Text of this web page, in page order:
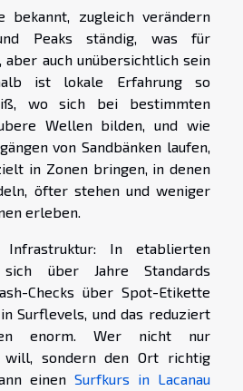
bekannt, zugleich verändern
Peaks ständig, was für
aber auch unübersichtlich sein
ist lokale Erfahrung so
wo sich bei bestimmten
Wellen bilden, und wie
von Sandbänken laufen,
in Zonen bringen, in denen
öfter stehen und weniger
erleben.
In etablierten
über Jahre Standards
Checks über Spot-Etikette
Surflevels, und das reduziert
enorm. Wer nicht nur
will, sondern den Ort richtig
einen Surfkurs in Lacanau